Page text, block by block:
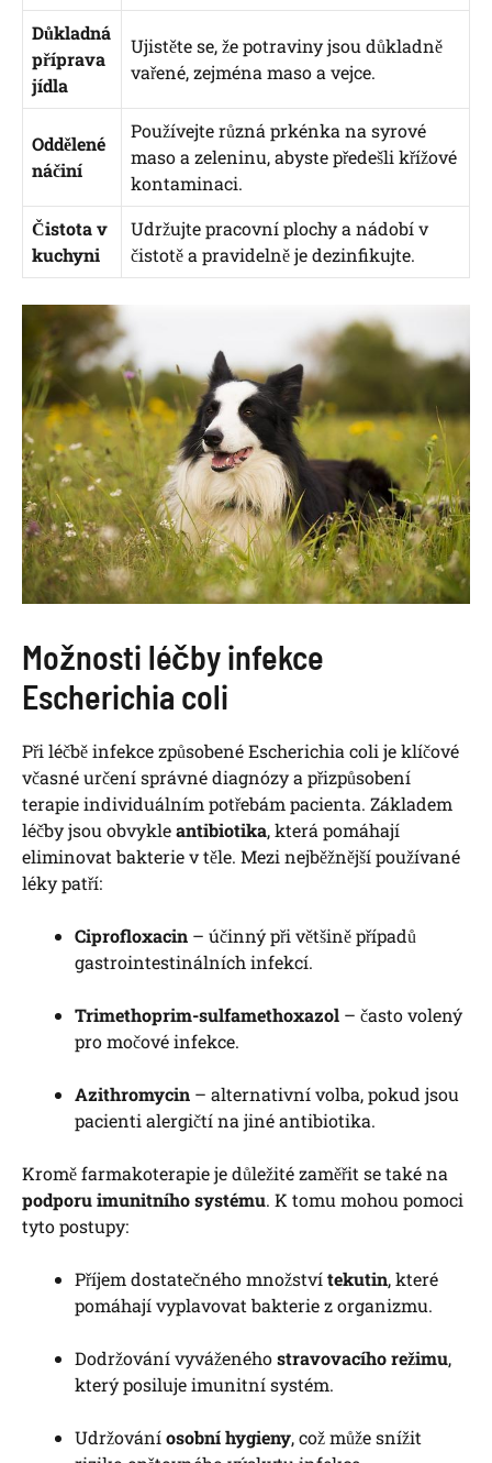
Důkladná
příprava
jídla
Ujistěte se, že potraviny jsou důkladně
vařené, zejména maso a vejce.
Oddělené
náčiní
Používejte různá prkénka na syrové
maso a zeleninu, abyste předešli křížové
kontaminaci.
Čistota v
kuchyni
Udržujte pracovní plochy a nádobí v
čistotě a pravidelně je dezinfikujte.
Možnosti léčby infekce
Escherichia coli
Při léčbě infekce způsobené Escherichia coli je klíčové
včasné určení správné diagnózy a přizpůsobení
terapie individuálním potřebám pacienta. Základem
léčby jsou obvykleantibiotika, která pomáhají
eliminovat bakterie v těle. Mezi nejběžnější používané
léky patří:
Ciprofloxacin – účinný při většině případů
gastrointestinálních infekcí.
Trimethoprim-sulfamethoxazol – často volený
pro močové infekce.
Azithromycin – alternativní volba, pokud jsou
pacienti alergičtí na jiné antibiotika.
Kromě farmakoterapie je důležité zaměřit se také na
podporu imunitního systému. K tomu mohou pomoci
tyto postupy:
Příjem dostatečného množstvítekutin, které
pomáhají vyplavovat bakterie z organizmu.
Dodržování vyváženéhostravovacího režimu,
který posiluje imunitní systém.
Udržováníosobní hygieny, což může snížit